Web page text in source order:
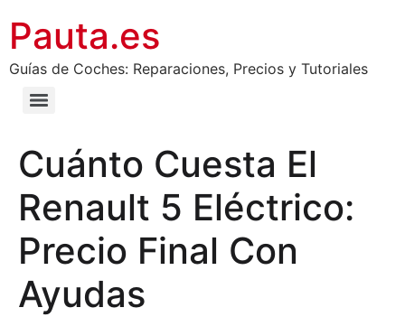
Pauta.es
Guías de Coches: Reparaciones, Precios y Tutoriales
Cuánto Cuesta El
Renault 5 Eléctrico:
Precio Final Con
Ayudas